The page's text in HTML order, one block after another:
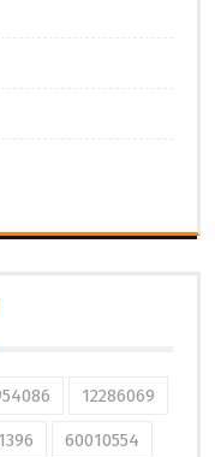
12286069
60010554